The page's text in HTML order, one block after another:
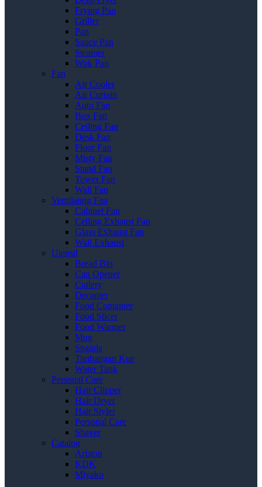
Frying Pan
Griller
Pan
Sauce Pan
Steamer
Wok Pan
Fan
Air Cooler
Air Curtain
Auto Fan
Box Fan
Ceiling Fan
Desk Fan
Floor Fan
Misty Fan
Stand Fan
Tower Fan
Wall Fan
Ventilating Fan
Cabinet Fan
Ceiling Exhaust Fan
Glass Exhaust Fan
Wall Exhaust
Utensil
Bread Bin
Can Opener
Cutlery
Decanter
Food Container
Food Slicer
Food Warmer
Mug
Spatula
Timbangan Kue
Water Tank
Personal Care
Hair Clipper
Hair Dryer
Hair Styler
Personal Care
Shaver
Catalog
Ariston
KDK
Miyako